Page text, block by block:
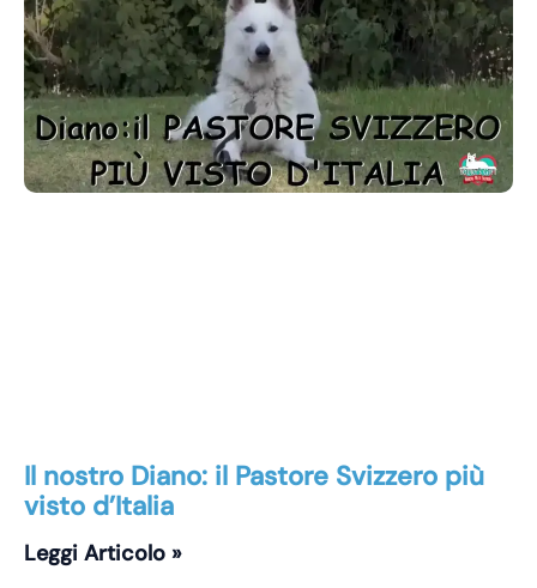
Il nostro Diano: il Pastore Svizzero più
visto d’Italia
Leggi Articolo »